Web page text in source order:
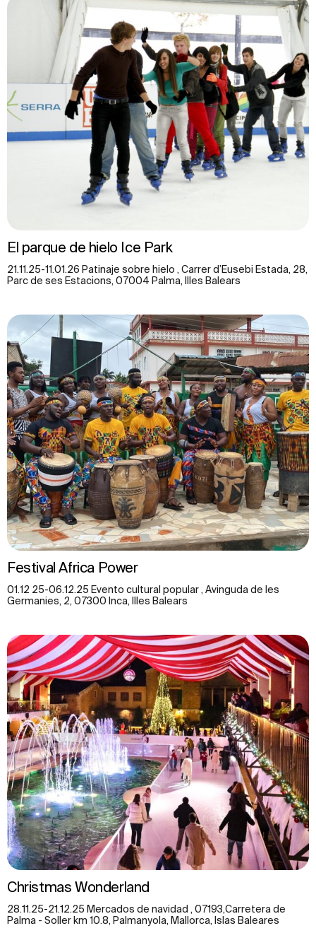
El parque de hielo Ice Park
21.11.25-11.01.26 Patinaje sobre hielo , Carrer d’Eusebi Estada, 28,
Parc de ses Estacions, 07004 Palma, Illes Balears
Festival Africa Power
01.12 25-06.12.25 Evento cultural popular , Avinguda de les
Germanies, 2, 07300 Inca, Illes Balears
Christmas Wonderland
28.11.25-21.12.25 Mercados de navidad , 07193,Carretera de
Palma - Soller km 10.8, Palmanyola, Mallorca, Islas Baleares